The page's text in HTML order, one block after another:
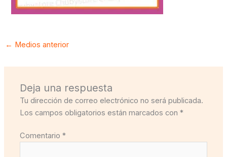
← Medios anterior
Deja una respuesta
Tu dirección de correo electrónico no será publicada.
Los campos obligatorios están marcados con*
Comentario*